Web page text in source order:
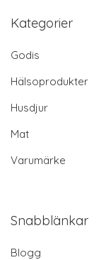
Kategorier
Godis
Hälsoprodukter
Husdjur
Mat
Varumärke
Snabblänkar
Blogg